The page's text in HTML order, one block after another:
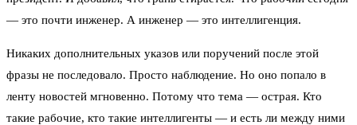
— это почти инженер. А инженер — это интеллигенция.
Никаких дополнительных указов или поручений после этой
фразы не последовало. Просто наблюдение. Но оно попало в
ленту новостей мгновенно. Потому что тема — острая. Кто
такие рабочие, кто такие интеллигенты — и есть ли между ними